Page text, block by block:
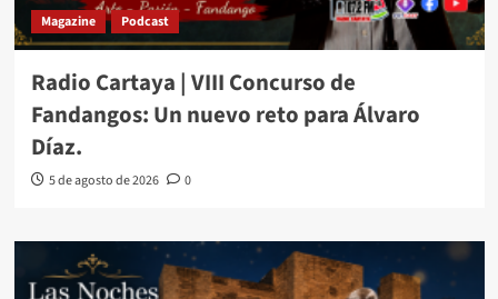
Magazine Podcast
Radio Cartaya | VIII Concurso de
Fandangos: Un nuevo reto para Álvaro
Díaz.
5 de agosto de 2026 0